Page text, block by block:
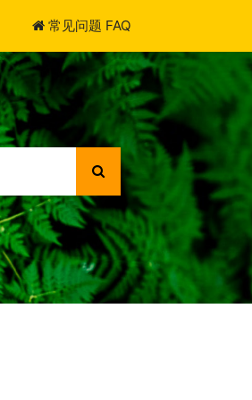
常见问题 FAQ